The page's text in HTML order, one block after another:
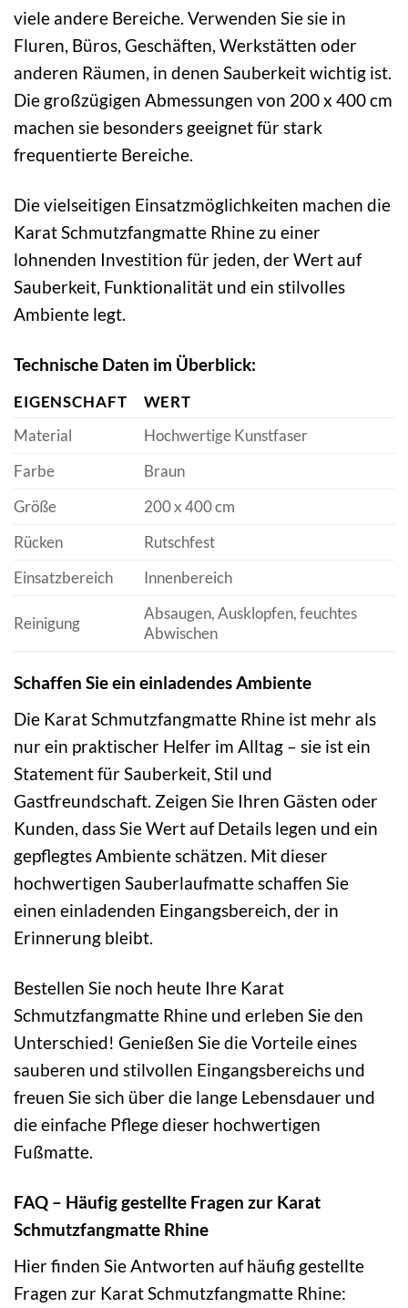
viele andere Bereiche. Verwenden Sie sie in
Fluren, Büros, Geschäften, Werkstätten oder
anderen Räumen, in denen Sauberkeit wichtig ist.
Die großzügigen Abmessungen von 200 x 400 cm
machen sie besonders geeignet für stark
frequentierte Bereiche.
Die vielseitigen Einsatzmöglichkeiten machen die
Karat Schmutzfangmatte Rhine zu einer
lohnenden Investition für jeden, der Wert auf
Sauberkeit, Funktionalität und ein stilvolles
Ambiente legt.
Technische Daten im Überblick:
EIGENSCHAFT
WERT
Material
Hochwertige Kunstfaser
Farbe
Braun
Größe
200 x 400 cm
Rücken
Rutschfest
Einsatzbereich
Innenbereich
Reinigung
Absaugen, Ausklopfen, feuchtes
Abwischen
Schaffen Sie ein einladendes Ambiente
Die Karat Schmutzfangmatte Rhine ist mehr als
nur ein praktischer Helfer im Alltag – sie ist ein
Statement für Sauberkeit, Stil und
Gastfreundschaft. Zeigen Sie Ihren Gästen oder
Kunden, dass Sie Wert auf Details legen und ein
gepflegtes Ambiente schätzen. Mit dieser
hochwertigen Sauberlaufmatte schaffen Sie
einen einladenden Eingangsbereich, der in
Erinnerung bleibt.
Bestellen Sie noch heute Ihre Karat
Schmutzfangmatte Rhine und erleben Sie den
Unterschied! Genießen Sie die Vorteile eines
sauberen und stilvollen Eingangsbereichs und
freuen Sie sich über die lange Lebensdauer und
die einfache Pflege dieser hochwertigen
Fußmatte.
FAQ – Häufig gestellte Fragen zur Karat
Schmutzfangmatte Rhine
Hier finden Sie Antworten auf häufig gestellte
Fragen zur Karat Schmutzfangmatte Rhine: